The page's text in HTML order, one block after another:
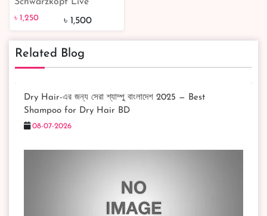
৳ 1,250 17% off
Colour + Lift L74
Lasting Permanent Red
৳ 1,250 ৳ 1,500
Related Blog
Dry Hair-এর জন্য সেরা শ্যাম্পু বাংলাদেশ 2025 — Best
Shampoo for Dry Hair BD
08-07-2026